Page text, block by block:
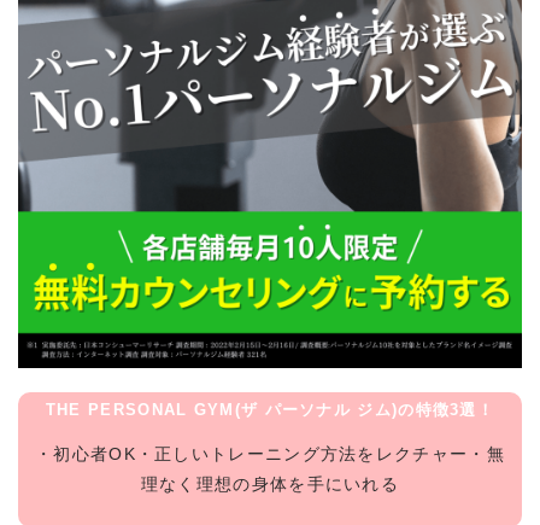
THE PERSONAL GYM(ザ パーソナル ジム)の特徴3選！
・初心者OK・正しいトレーニング方法をレクチャー・無
理なく理想の身体を手にいれる